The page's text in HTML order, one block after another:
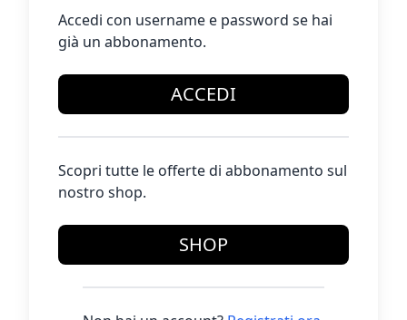
Accedi con username e password se hai
già un abbonamento.
ACCEDI
Scopri tutte le offerte di abbonamento sul
nostro shop.
SHOP